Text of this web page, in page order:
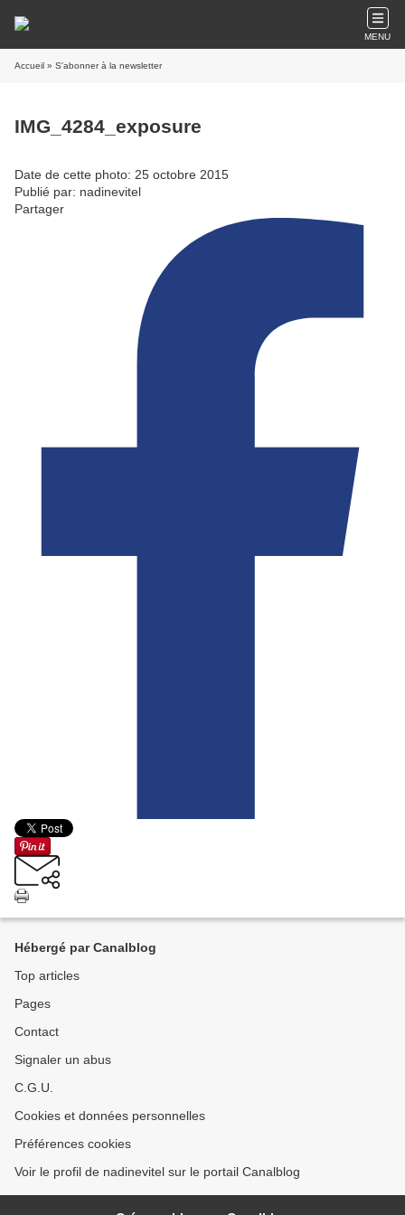
MENU
Accueil » S'abonner à la newsletter
IMG_4284_exposure
Date de cette photo: 25 octobre 2015
Publié par: nadinevitel
Partager
Hébergé par Canalblog
Top articles
Pages
Contact
Signaler un abus
C.G.U.
Cookies et données personnelles
Préférences cookies
Voir le profil de nadinevitel sur le portail Canalblog